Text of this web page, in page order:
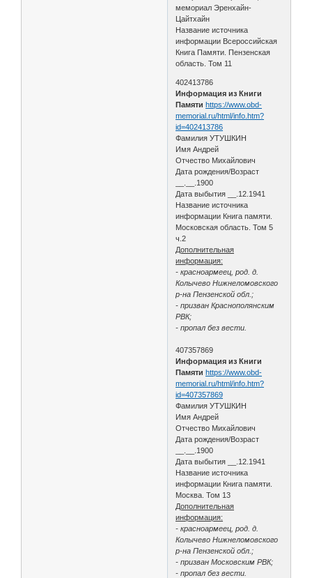
мемориал Эренхайн-
Цайтхайн
Название источника
информации Всероссийская
Книга Памяти. Пензенская
область. Том 11
402413786
Информация из Книги
Памяти https://www.obd-
memorial.ru/html/info.htm?
id=402413786
Фамилия УТУШКИН
Имя Андрей
Отчество Михайлович
Дата рождения/Возраст
__.__.1900
Дата выбытия __.12.1941
Название источника
информации Книга памяти.
Московская область. Том 5
ч.2
Дополнительная
информация:
- красноармеец, род. д.
Колычево Нижнеломовского
р-на Пензенской обл.;
- призван Краснополянским
РВК;
- пропал без вести.
407357869
Информация из Книги
Памяти https://www.obd-
memorial.ru/html/info.htm?
id=407357869
Фамилия УТУШКИН
Имя Андрей
Отчество Михайлович
Дата рождения/Возраст
__.__.1900
Дата выбытия __.12.1941
Название источника
информации Книга памяти.
Москва. Том 13
Дополнительная
информация:
- красноармеец, род. д.
Колычево Нижнеломовского
р-на Пензенской обл.;
- призван Московским РВК;
- пропал без вести.